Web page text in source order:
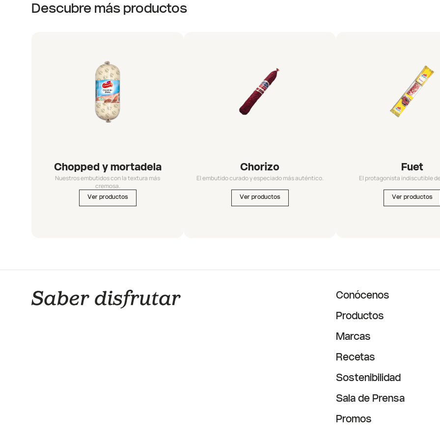
Descubre más productos
Chopped y mortadela
Nuestros embutidos con la textura más
cremosa.
Ver productos
Chorizo
El embutido curado y especiado más auténtico.
Ver productos
Fuet
El protagonista indiscutible
Ver productos
Conócenos
Productos
Marcas
Recetas
Sostenibilidad
Sala de Prensa
Promos